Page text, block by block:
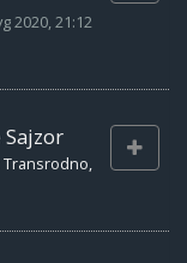
2020, 21:12
Transrodno,